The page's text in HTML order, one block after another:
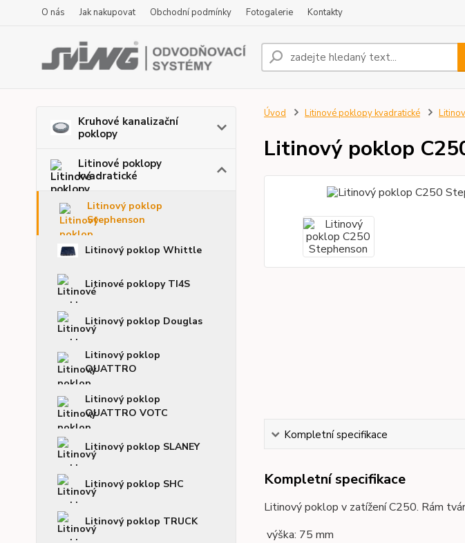
O nás Jak nakupovat Obchodní podmínky Fotogalerie Kontakty
Kruhové kanalizační
poklopy
Litinové poklopy
kvadratické
Litinový poklop
Stephenson
Litinový poklop Whittle
Litinové poklopy TI4S
Litinový poklop Douglas
Litinový poklop
QUATTRO
Litinový poklop
QUATTRO VOTC
Litinový poklop SLANEY
Litinový poklop SHC
Litinový poklop TRUCK
Úvod Litinové poklopy kvadratické
Litinový poklop
Kompletní specifikace
Kompletní specifikace
Litinový poklop v zatížení C250. Rám
výška: 75 mm